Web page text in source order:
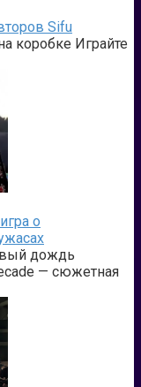
Sifu
коробке Играйте
о
дождь
— сюжетная